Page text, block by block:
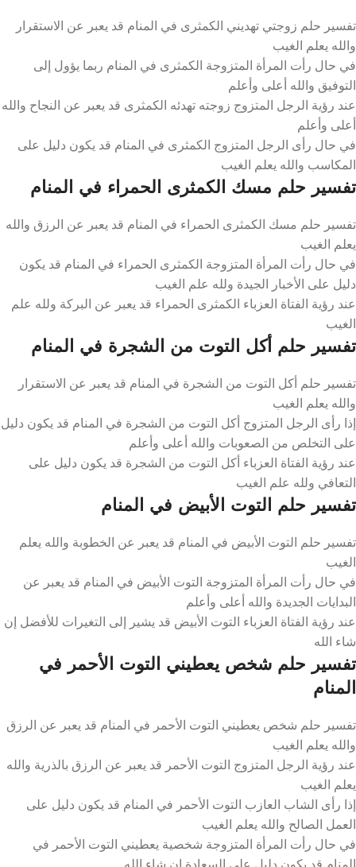
تفسير حلم زوجتي تهديني الكمثرى في المنام قد يعبر عن الاستقرار
والله يعلم الغيب
في حال رأت المرأة المتزوجة الكمثرى في المنام ربما يؤول إلى
التوفيق والله أعلى وأعلم
عند رؤية الرجل المتزوج زوجته تهدئه الكمثرى قد يعبر عن النجاح والله
أعلى وأعلم
في حال رأى الرجل المتزوج الكمثرى في المنام قد يكون دليل على
المكاسب والله يعلم الغيب
تفسير حلم مسك الكمثرى الحمراء في المنام
تفسير حلم مسك الكمثرى الحمراء في المنام قد يعبر عن الرزق والله
يعلم الغيب
في حال رأت المرأة المتزوجة الكمثرى الحمراء في المنام قد يكون
دليل على الأخبار الجيدة ولله علم الغيب
عند رؤية الفتاة العزباء الكمثرى الحمراء قد يعبر عن البركة ولله علم
الغيب
تفسير حلم أكل التوت من الشجرة في المنام
تفسير حلم أكل التوت من الشجرة في المنام قد يعبر عن الاستقرار
والله يعلم الغيب
إذا رأى الرجل المتزوج أكل التوت من الشجرة في المنام قد يكون دليل
على التخلص من الصعوبات والله أعلى وأعلم
عند رؤية الفتاة العزباء أكل التوت من الشجرة قد يكون دليل على
التعافي ولله علم الغيب
تفسير حلم التوت الأبيض في المنام
تفسير حلم التوت الأبيض في المنام قد يعبر عن الخطوبة والله يعلم
الغيب
في حال رأت المرأة المتزوجة التوت الأبيض في المنام قد يعبر عن
البدايات الجديدة والله أعلى وأعلم
عند رؤية الفتاة العزباء التوت الأبيض قد يشير إلى التغيرات للأفضل إن
شاء الله
تفسير حلم شخص يعطيني التوت الأحمر في
المنام
تفسير حلم شخص يعطيني التوت الأحمر في المنام قد يعبر عن الرزق
والله يعلم الغيب
عند رؤية الرجل المتزوج التوت الأحمر قد يعبر عن الرزق بالذرية والله
يعلم الغيب
إذا رأى الشاب العازب التوت الأحمر في المنام قد يكون دليل على
العمل الصالح والله يعلم الغيب
في حال رأت المرأة المتزوجة شخصية يعطيني التوت الأحمر في
المنام قد يكون دليل على السعادة إن شاء الله